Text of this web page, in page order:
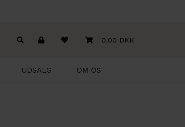
0,00 DKK
UDSALG OM OS